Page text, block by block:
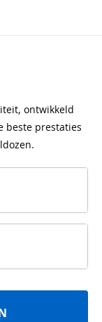
ontwikkeld
beste prestaties